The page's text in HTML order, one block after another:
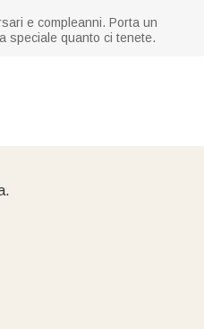
e compleanni. Porta un
speciale quanto ci tenete.